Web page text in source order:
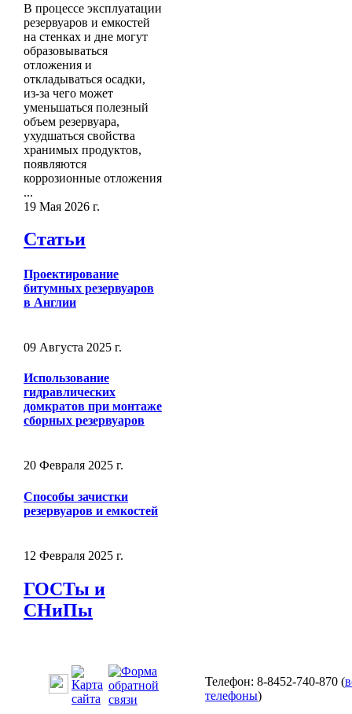
В процессе эксплуатации
резервуаров и емкостей
на стенках и дне могут
образовываться
отложения и
откладываться осадки,
из-за чего может
уменьшаться полезный
объем резервуара,
ухудшаться свойства
хранимых продуктов,
появляются
коррозионные отложения
...
19 Мая 2026 г.
Статьи
Проектирование
битумных резервуаров
в Англии
09 Августа 2025 г.
Использование
гидравлических
домкратов при монтаже
сборных резервуаров
20 Февраля 2025 г.
Способы зачистки
резервуаров и емкостей
12 Февраля 2025 г.
ГОСТы и
СНиПы
Телефон: 8-8452-740-870 (
телефоны)